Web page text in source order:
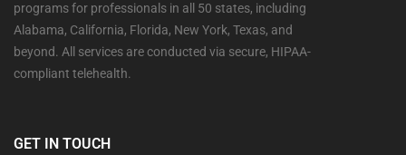
programs for professionals in all 50 states, including
Alabama, California, Florida, New York, Texas, and
beyond. All services are conducted via secure, HIPAA-
compliant telehealth.
GET IN TOUCH